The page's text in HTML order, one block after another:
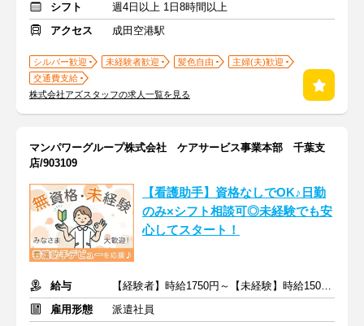
シフト
週4日以上 1日8時間以上
アクセス
成田空港駅
シルバー歓迎 未経験者歓迎 髪色自由
主婦(夫)歓迎
交通費支給
株式会社アズスタッフの求人一覧を見る
マンパワーグループ株式会社 ケアサービス事業本部 千葉支
店/903109
【看護助手】資格なしでOK♪日勤
のみ×シフト相談可◎未経験でも安
心してスタート！
給与
【経験者】時給1750円～【未経験】時給1500円～ ※交通費全額
雇用形態
派遣社員